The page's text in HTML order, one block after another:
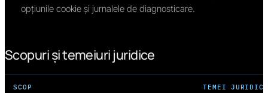
opțiunile cookie și jurnalele de diagnosticare.
Scopuri și temeiuri juridice
SCOP TEMEI